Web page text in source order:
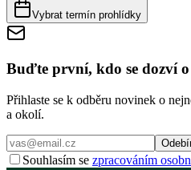
Vybrat termín prohlídky
Buďte první, kdo se dozví
Přihlaste se k odběru novinek o
a okolí.
Souhlasím se zpracováním